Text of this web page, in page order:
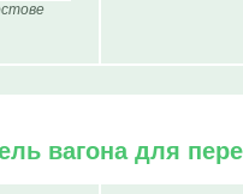
вагона для